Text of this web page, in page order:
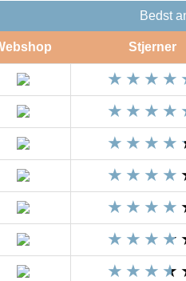
Bedst
Stjerner